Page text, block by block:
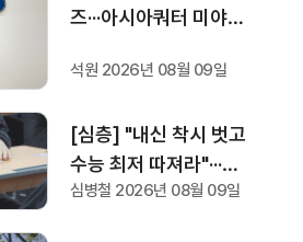
즈···아시아쿼터 미야모
결별
석원 2026년 08월 09일
[심층] "내신 착시 벗고
수능 최저 따져라"···수
시모집 맞춤형 지원 전
심병철 2026년 08월 09일